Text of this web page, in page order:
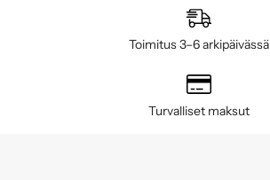
Toimitus 3–6 arkipäivässä
Turvalliset maksut